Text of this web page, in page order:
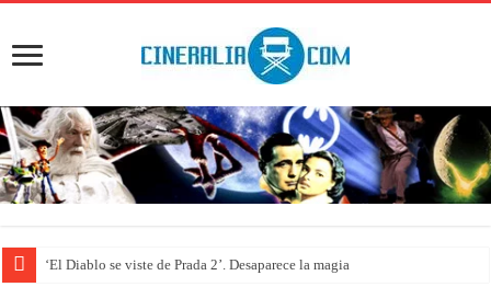
‘El Diablo se viste de Prada 2’. Desaparece la magia